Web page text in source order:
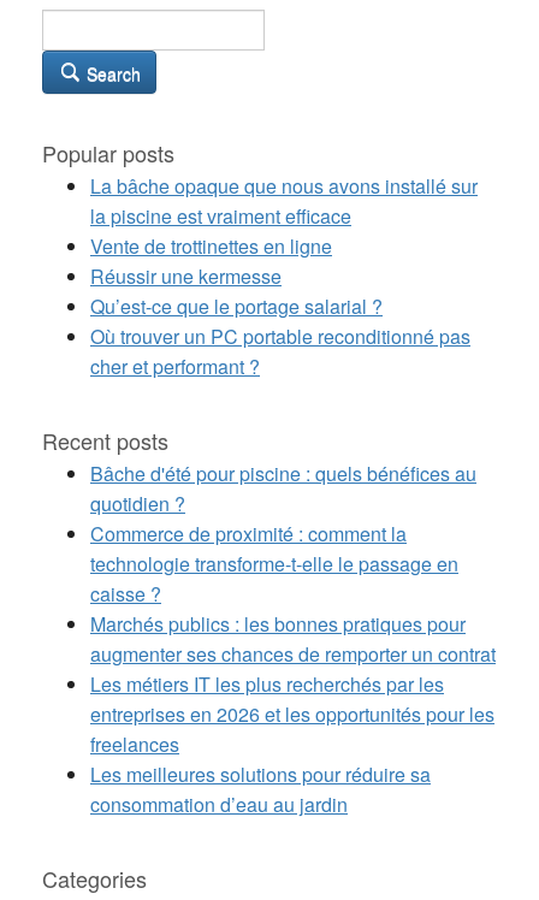
Search
Popular posts
La bâche opaque que nous avons installé sur
la piscine est vraiment efficace
Vente de trottinettes en ligne
Réussir une kermesse
Qu’est-ce que le portage salarial ?
Où trouver un PC portable reconditionné pas
cher et performant ?
Recent posts
Bâche d'été pour piscine : quels bénéfices au
quotidien ?
Commerce de proximité : comment la
technologie transforme-t-elle le passage en
caisse ?
Marchés publics : les bonnes pratiques pour
augmenter ses chances de remporter un contrat
Les métiers IT les plus recherchés par les
entreprises en 2026 et les opportunités pour les
freelances
Les meilleures solutions pour réduire sa
consommation d’eau au jardin
Categories